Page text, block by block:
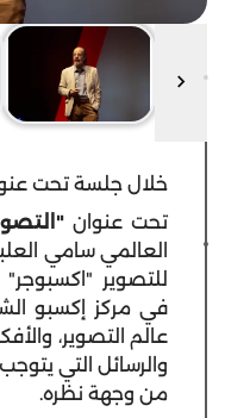
خلال جلسة تحت
تحت عنوان
العالمي سامي
في مركز إكسبو
عالم التصوير،
والرسائل التي
من وجهة نظره.